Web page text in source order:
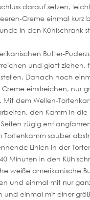
darauf setzen,
Creme einmal kurz
in den Kühlschrank
Butter-
und glatt ziehen,
Danach noch
einstreichen, nur
Mit dem Wellen-
den Kamm in die
zügig
sauber
Linien in der
Minuten in den
weiße amerikanische
und einmal mit nur
und einmal mit einer